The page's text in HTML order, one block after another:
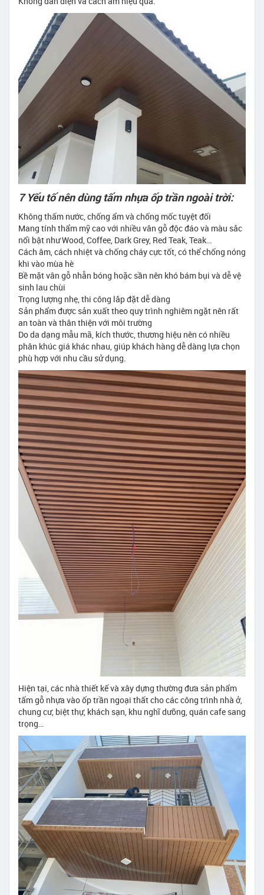
7 Yếu tố nên dùng tấm nhựa ốp trần ngoài trời:
Không thấm nước, chống ẩm và chống mốc tuyệt đối
Mang tính thẩm mỹ cao với nhiều vân gỗ độc đáo và màu sắc
nổi bật như Wood, Coffee, Dark Grey, Red Teak, Teak…
Cách âm, cách nhiệt và chống cháy cực tốt, có thể chống nóng
khi vào mùa hè
Bề mặt vân gỗ nhẵn bóng hoặc sần nên khó bám bụi và dễ vệ
sinh lau chùi
Trọng lượng nhẹ, thi công lắp đặt dễ dàng
Sản phẩm được sản xuất theo quy trình nghiêm ngặt nên rất
an toàn và thân thiện với môi trường
Do da dạng mẫu mã, kích thước, thương hiệu nên có nhiều
phân khúc giá khác nhau, giúp khách hàng dễ dàng lựa chọn
phù hợp với nhu cầu sử dụng.
Hiện tại, các nhà thiết kế và xây dựng thường đưa sản phẩm
tấm gỗ nhựa vào ốp trần ngoại thất cho các công trình nhà ở,
chung cư, biệt thự, khách sạn, khu nghĩ dưỡng, quán cafe sang
trọng…